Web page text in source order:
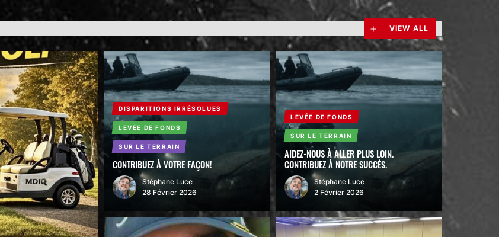
VIEW ALL
DISPARITIONS IRRÉSOLUES
LEVÉE DE FONDS
SUR LE TERRAIN
CONTRIBUEZ À VOTRE FAÇON!
Stéphane Luce
28 Février 2026
LEVÉE DE FONDS
SUR LE TERRAIN
AIDEZ-NOUS À ALLER PLUS LOIN.
CONTRIBUEZ À NOTRE SUCCÈS.
Stéphane Luce
2 Février 2026